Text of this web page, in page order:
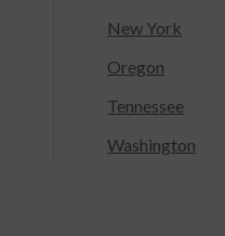
New York
Oregon
Tennessee
Washington